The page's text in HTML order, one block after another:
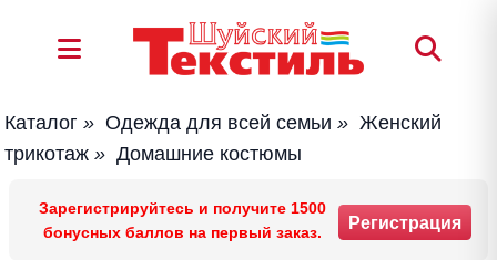
Каталог » Одежда для всей семьи » Женский
трикотаж » Домашние костюмы
Зарегистрируйтесь и получите 1500
бонусных баллов на первый заказ.
Регистрация